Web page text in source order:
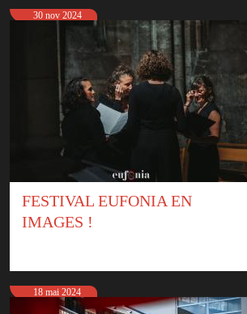
30 nov 2024
FESTIVAL EUFONIA EN
IMAGES !
18 mai 2024